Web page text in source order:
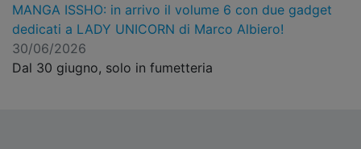
MANGA ISSHO: in arrivo il volume 6 con due gadget
dedicati a LADY UNICORN di Marco Albiero!
30/06/2026
Dal 30 giugno, solo in fumetteria